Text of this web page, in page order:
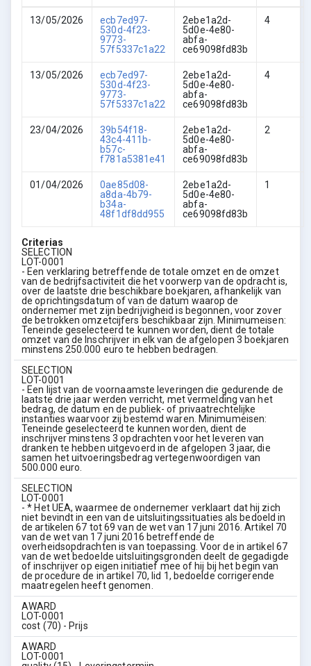
13/05/2026
ecb7ed97-
530d-4f23-
9773-
57f5337c1a22
2ebe1a2d-
5d0e-4e80-
abfa-
ce69098fd83b
4
13/05/2026
ecb7ed97-
530d-4f23-
9773-
57f5337c1a22
2ebe1a2d-
5d0e-4e80-
abfa-
ce69098fd83b
4
23/04/2026
39b54f18-
43c4-411b-
b57c-
f781a5381e41
2ebe1a2d-
5d0e-4e80-
abfa-
ce69098fd83b
2
01/04/2026
0ae85d08-
a8da-4b79-
b34a-
48f1df8dd955
2ebe1a2d-
5d0e-4e80-
abfa-
ce69098fd83b
1
Criterias
SELECTION
LOT-0001
- Een verklaring betreffende de totale omzet en de omzet
van de bedrijfsactiviteit die het voorwerp van de opdracht is,
over de laatste drie beschikbare boekjaren, afhankelijk van
de oprichtingsdatum of van de datum waarop de
ondernemer met zijn bedrijvigheid is begonnen, voor zover
de betrokken omzetcijfers beschikbaar zijn. Minimumeisen:
Teneinde geselecteerd te kunnen worden, dient de totale
omzet van de Inschrijver in elk van de afgelopen 3 boekjaren
minstens 250.000 euro te hebben bedragen.
SELECTION
LOT-0001
- Een lijst van de voornaamste leveringen die gedurende de
laatste drie jaar werden verricht, met vermelding van het
bedrag, de datum en de publiek- of privaatrechtelijke
instanties waarvoor zij bestemd waren. Minimumeisen:
Teneinde geselecteerd te kunnen worden, dient de
inschrijver minstens 3 opdrachten voor het leveren van
dranken te hebben uitgevoerd in de afgelopen 3 jaar, die
samen het uitvoeringsbedrag vertegenwoordigen van
500.000 euro.
SELECTION
LOT-0001
- * Het UEA, waarmee de ondernemer verklaart dat hij zich
niet bevindt in een van de uitsluitingssituaties als bedoeld in
de artikelen 67 tot 69 van de wet van 17 juni 2016. Artikel 70
van de wet van 17 juni 2016 betreffende de
overheidsopdrachten is van toepassing. Voor de in artikel 67
van de wet bedoelde uitsluitingsgronden deelt de gegadigde
of inschrijver op eigen initiatief mee of hij bij het begin van
de procedure de in artikel 70, lid 1, bedoelde corrigerende
maatregelen heeft genomen.
AWARD
LOT-0001
cost (70) - Prijs
AWARD
LOT-0001